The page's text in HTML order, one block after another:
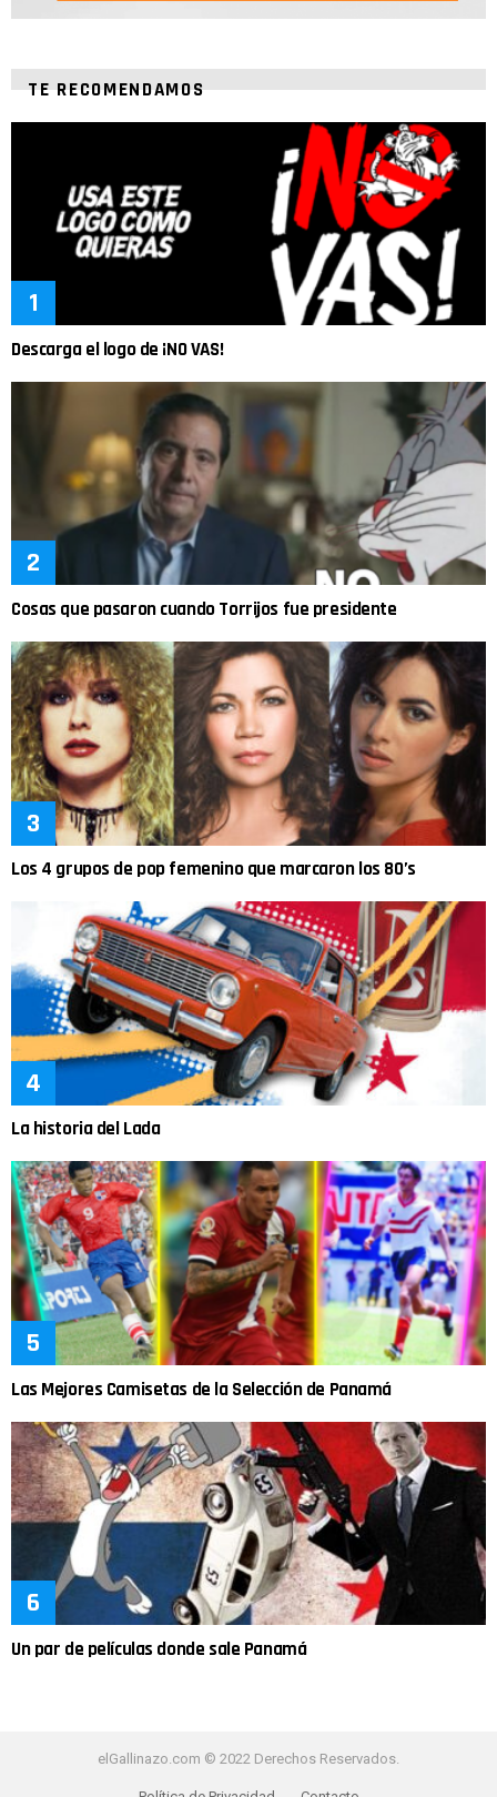
TE RECOMENDAMOS
Descarga el logo de ¡NO VAS!
Cosas que pasaron cuando Torrijos fue presidente
Los 4 grupos de pop femenino que marcaron los 80’s
La historia del Lada
Las Mejores Camisetas de la Selección de Panamá
Un par de películas donde sale Panamá
elGallinazo.com © 2022 Derechos Reservados.